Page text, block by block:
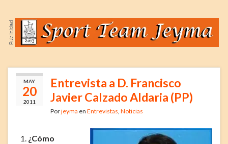
MAY
20
2011
Entrevista a D. Francisco
Javier Calzado Aldaria (PP)
Porjeyma en Entrevistas Noticias
¿Cómo